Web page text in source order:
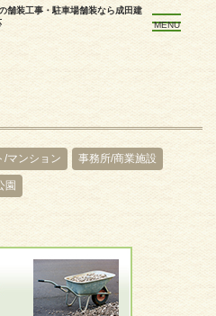
舗装工事・駐車場舗装なら成田建
MENU
/マンション 事務所/商業施設
園